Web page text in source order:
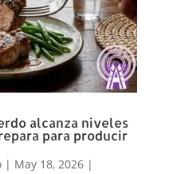
alcanza niveles
para producir
| May 18, 2026|